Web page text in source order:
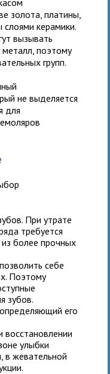
золота, платины,
слоями керамики.
вызывать
поэтому
групп.
не выделяется
для
При утрате
требуется
из более прочных
себе
Поэтому
зубов.
его
восстановлении
улыбки
в жевательной